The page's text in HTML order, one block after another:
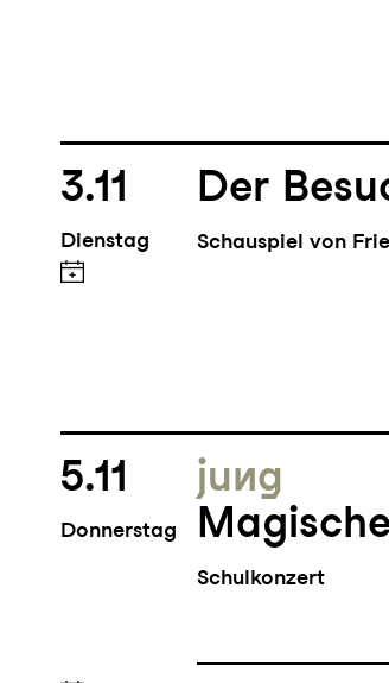
3.11
Dienstag
Der
Schauspiel von
5.11
Donnerstag
jung
Schulkonzert